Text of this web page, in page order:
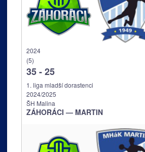
2024
(5)
35-25
1. liga mladší dorastenci
2024/2025
ŠH Malina
ZÁHORÁCI — MARTIN